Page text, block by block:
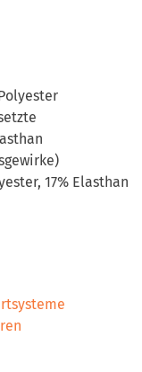
17% Elasthan